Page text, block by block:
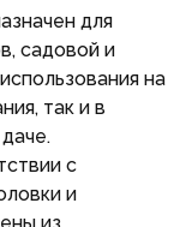
для
садовой и
на
так и в
с
и